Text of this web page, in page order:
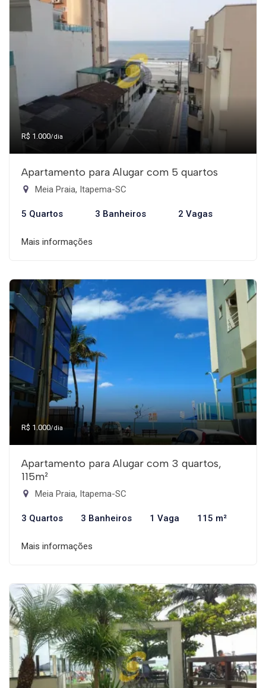
R$ 1.000/dia
Apartamento para Alugar com 5 quartos
Meia Praia, Itapema-SC
5 Quartos 3 Banheiros 2 Vagas
Mais informações
R$ 1.000/dia
Apartamento para Alugar com 3 quartos,
115m²
Meia Praia, Itapema-SC
3 Quartos 3 Banheiros 1 Vaga 115 m²
Mais informações